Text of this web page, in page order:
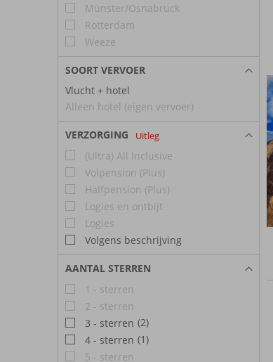
Münster/Osnabrück
Rotterdam
Weeze
SOORT VERVOER
Vlucht + hotel
Alleen hotel (eigen vervoer)
VERZORGING Uitleg
(Ultra) All Inclusive
Volpension (Plus)
Halfpension (Plus)
Logies en ontbijt
Logies
Volgens beschrijving
AANTAL STERREN
1 - sterren
2 - sterren
3 - sterren (2)
4 - sterren (1)
5 - sterren